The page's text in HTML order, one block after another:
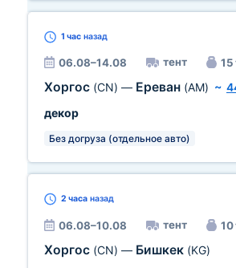
1 час назад
06.08–14.08 тент 15
Хоргос (CN) — Ереван (AM) ~
декор
Без догруза (отдельное авто)
2 часа назад
06.08–10.08 тент 10
Хоргос (CN) — Бишкек (KG)